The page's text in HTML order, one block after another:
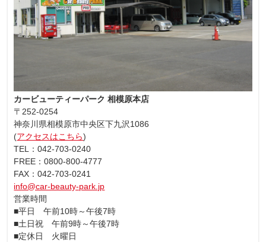
カービューティーパーク 相模原本店
〒252-0254
神奈川県相模原市中央区下九沢1086
(アクセスはこちら)
TEL：042-703-0240
FREE：0800-800-4777
FAX：042-703-0241
info@car-beauty-park.jp
営業時間
■平日 午前10時～午後7時
■土日祝 午前9時～午後7時
■定休日 火曜日